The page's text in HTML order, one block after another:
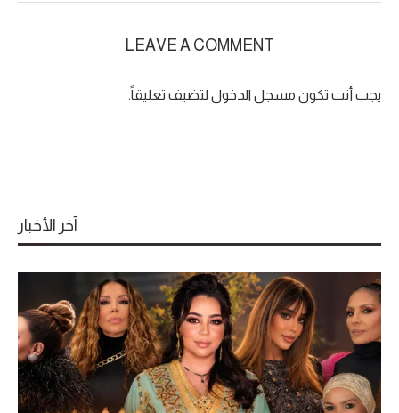
LEAVE A COMMENT
يجب أنت تكون مسجل الدخول لتضيف تعليقاً.
آخر الأخبار